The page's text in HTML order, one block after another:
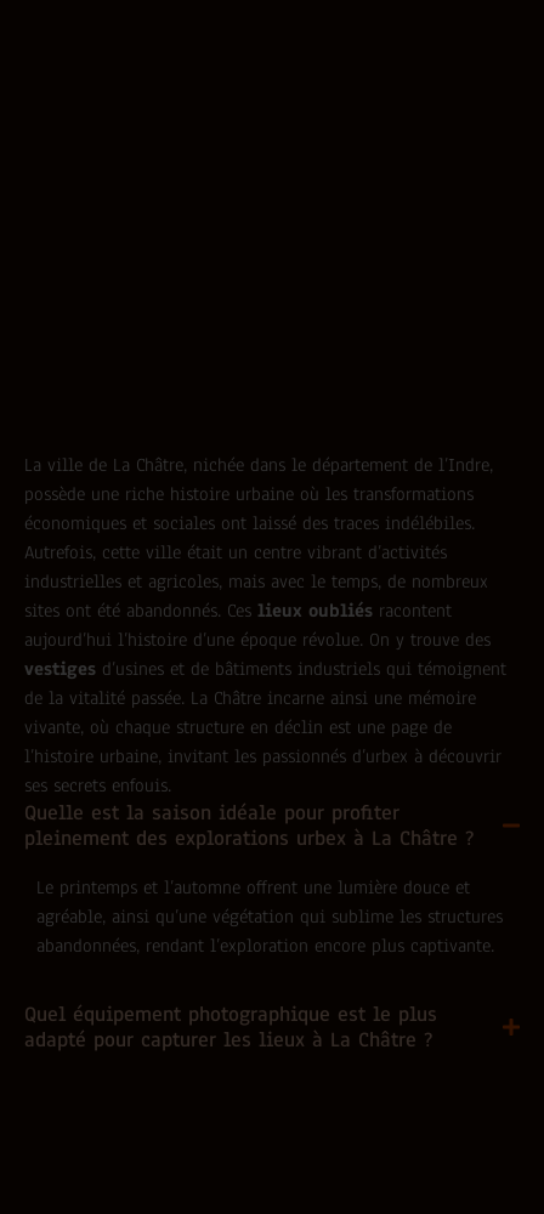
La ville de La Châtre, nichée dans le département de l’Indre,
possède une riche histoire urbaine où les transformations
économiques et sociales ont laissé des traces indélébiles.
Autrefois, cette ville était un centre vibrant d’activités
industrielles et agricoles, mais avec le temps, de nombreux
sites ont été abandonnés. Ces lieux oubliés racontent
aujourd’hui l’histoire d’une époque révolue. On y trouve des
vestiges d’usines et de bâtiments industriels qui témoignent
de la vitalité passée. La Châtre incarne ainsi une mémoire
vivante, où chaque structure en déclin est une page de
l’histoire urbaine, invitant les passionnés d’urbex à découvrir
ses secrets enfouis.
Quelle est la saison idéale pour profiter
pleinement des explorations urbex à La Châtre ?
Le printemps et l’automne offrent une lumière douce et
agréable, ainsi qu’une végétation qui sublime les structures
abandonnées, rendant l’exploration encore plus captivante.
Quel équipement photographique est le plus
adapté pour capturer les lieux à La Châtre ?